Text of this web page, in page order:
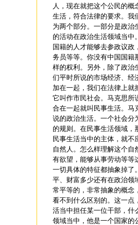
人，现在就把这个公民的
生活，符合法律的要求。我
为两个部分。一部分是政
的活动在政治生活领域当中
国籍的人才能够去参政议
务员等等。你没有中国国籍
样的权利。另外，除了政治
们平时所说的市场经济、经
加在一起，我们在法律上
它叫作市民社会。马克思所
合在一起就叫民事生活。马
说的政治生活。一个社会分
的规则。在民事生活领域，
民事生活当中的主体，就
自然人。怎么样理解这个自
有欲望，能够从事劳动等等
一切具体的特征都抽象掉了
平、财富多少还有在政治领
常平等的，非常抽象的概念
看不到什么区别的。这一点
活当中担任某一位干部，什
领域当中，他是一个国家的